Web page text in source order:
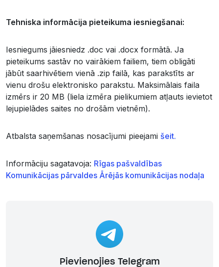
Tehniska informācija pieteikuma iesniegšanai:
Iesniegums jāiesniedz .doc vai .docx formātā. Ja
pieteikums sastāv no vairākiem failiem, tiem obligāti
jābūt saarhivētiem vienā .zip failā, kas parakstīts ar
vienu drošu elektronisko parakstu. Maksimālais faila
izmērs ir 20 MB (liela izmēra pielikumiem atļauts ievietot
lejupielādes saites no drošām vietnēm).
Atbalsta saņemšanas nosacījumi pieejami šeit.
Informāciju sagatavoja: Rīgas pašvaldības
Komunikācijas pārvaldes Ārējās komunikācijas nodaļa
Pievienojies Telegram